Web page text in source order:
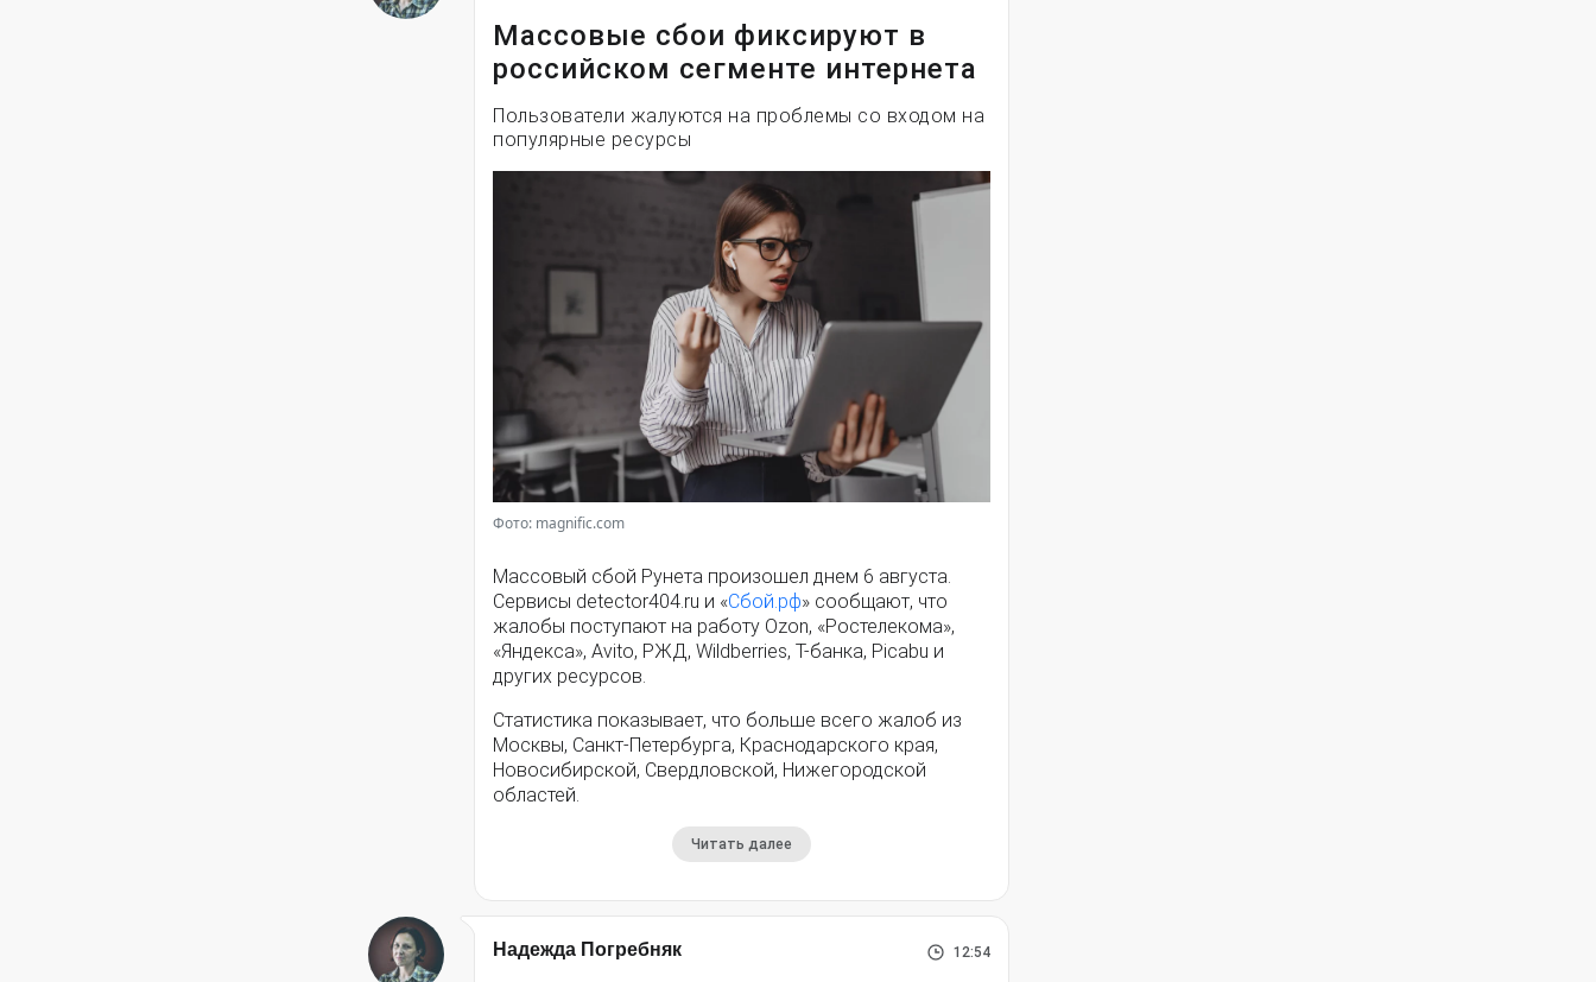
Массовые сбои фиксируют в
российском сегменте интернета
Пользователи жалуются на проблемы со входом на
популярные ресурсы
Фото: magnific.com
Массовый сбой Рунета произошел днем 6 августа.
Сервисы detector404.ru и «Сбой.рф» сообщают, что
жалобы поступают на работу Ozon, «Ростелекома»,
«Яндекса», Avito, РЖД, Wildberries, Т-банка, Picabu и
других ресурсов.
Статистика показывает, что больше всего жалоб из
Москвы, Санкт-Петербурга, Краснодарского края,
Новосибирской, Свердловской, Нижегородской
областей.
Читать далее
Надежда Погребняк 12:54